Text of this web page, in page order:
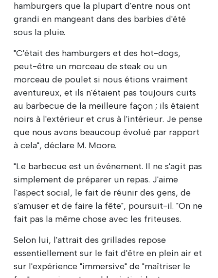
hamburgers que la plupart d'entre nous ont
grandi en mangeant dans des barbies d'été
sous la pluie.
"C'était des hamburgers et des hot-dogs,
peut-être un morceau de steak ou un
morceau de poulet si nous étions vraiment
aventureux, et ils n'étaient pas toujours cuits
au barbecue de la meilleure façon ; ils étaient
noirs à l'extérieur et crus à l'intérieur. Je pense
que nous avons beaucoup évolué par rapport
à cela", déclare M. Moore.
"Le barbecue est un événement. Il ne s'agit pas
simplement de préparer un repas. J'aime
l'aspect social, le fait de réunir des gens, de
s'amuser et de faire la fête", poursuit-il. "On ne
fait pas la même chose avec les friteuses.
Selon lui, l'attrait des grillades repose
essentiellement sur le fait d'être en plein air et
sur l'expérience "immersive" de "maîtriser le